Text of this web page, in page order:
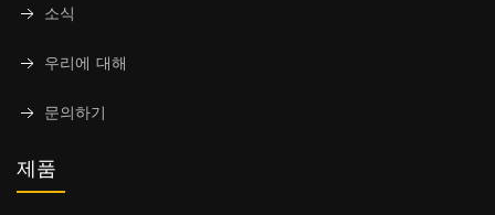
소식
우리에 대해
문의하기
제품